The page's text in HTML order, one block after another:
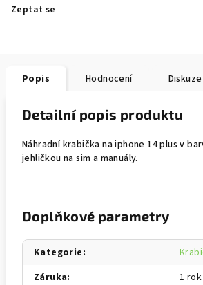
Zeptat se
Popis Hodnocení Diskuze
Detailní popis produktu
Náhradní krabička na iphone 14 plus v
jehličkou na sim a manuály.
Doplňkové parametry
Kategorie:
Záruka: 1 rok